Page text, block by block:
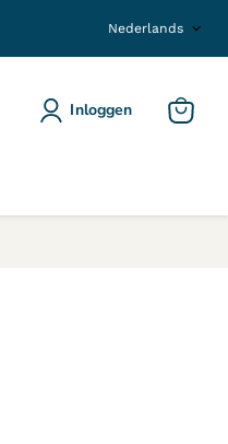
Taal
Nederlands
Inloggen